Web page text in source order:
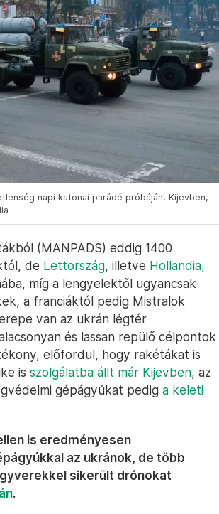
napi katonai parádé próbáján, Kijevben,
(MANPADS) eddig 1400
de Lettország, illetve Hollandia,
míg a lengyelektől ugyancsak
a franciáktól pedig Mistralok
van az ukrán légtér
és lassan repülő célpontok
előfordul, hogy rakétákat is
is szolgálatba állt már Kijevben, az
gépágyúkat pedig a keleti
is eredményesen
az ukránok, de több
sikerült drónokat
.